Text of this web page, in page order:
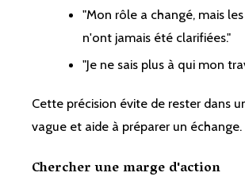
"Mon rôle a changé, mais
n'ont jamais été clarifiées."
"Je ne sais plus à qui mon
Cette précision évite de rester dans
vague et aide à préparer un échange.
Chercher une marge d'action